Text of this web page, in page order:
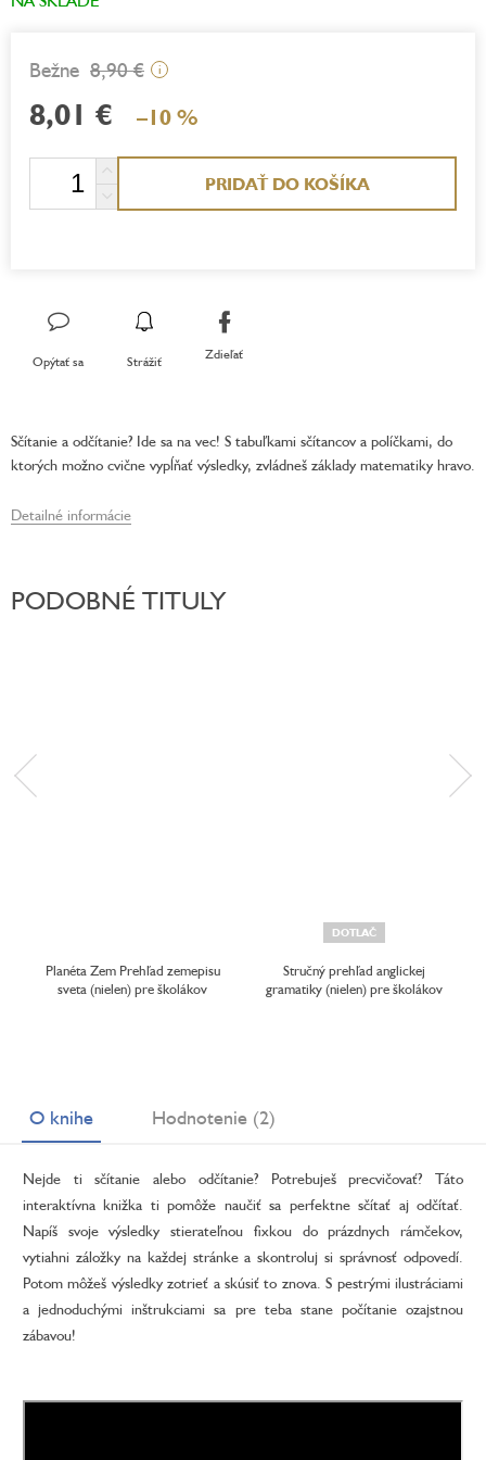
8,90 € i
8,01 € –10 %
PRIDAŤ DO KOŠÍKA
Opýtať sa Strážiť Zdieľať
Sčítanie a odčítanie? Ide sa na vec! S tabuľkami sčítancov a políčkami, do
ktorých možno cvične vypĺňať výsledky, zvládneš základy matematiky hravo.
Detailné informácie
PODOBNÉ TITULY
Planéta Zem Prehľad zemepisu
sveta (nielen) pre školákov
DOTLAČ
Stručný prehľad anglickej
gramatiky (nielen) pre školákov
O knihe Hodnotenie (2)
Nejde ti sčítanie alebo odčítanie? Potrebuješ precvičovať? Táto
interaktívna knižka ti pomôže naučiť sa perfektne sčítať aj odčítať.
Napíš svoje výsledky stierateľnou fixkou do prázdnych rámčekov,
vytiahni záložky na každej stránke a skontroluj si správnosť odpovedí.
Potom môžeš výsledky zotrieť a skúsiť to znova. S pestrými ilustráciami
a jednoduchými inštrukciami sa pre teba stane počítanie ozajstnou
zábavou!